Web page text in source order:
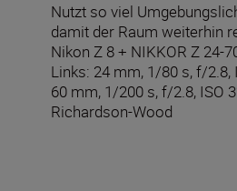
Nutzt so viel
damit der Raum weiterhin
Nikon Z 8 + NIKKOR Z 24-
Links: 24 mm, 1/80 s, f/2.8,
60 mm, 1/200 s, f/2.8, ISO
Richardson-Wood